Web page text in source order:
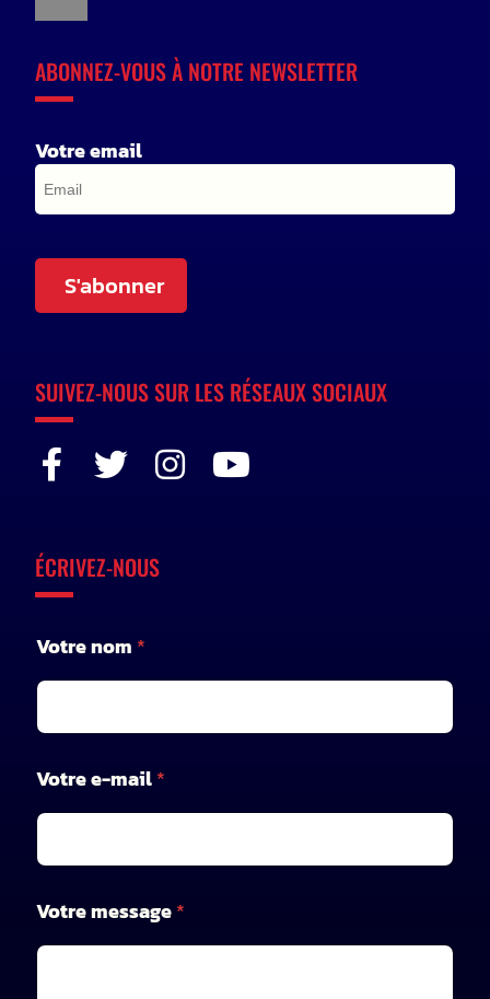
ABONNEZ-VOUS À NOTRE NEWSLETTER
Votre email
S'abonner
SUIVEZ-NOUS SUR LES RÉSEAUX SOCIAUX
ÉCRIVEZ-NOUS
o
t
r
e
-
m
a
l
Votre nom *
Votre e-mail*
Votre message*